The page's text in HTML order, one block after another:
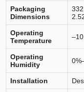
Packaging
Dimensions
Operating
Temperature
Operating
Humidity
Installation